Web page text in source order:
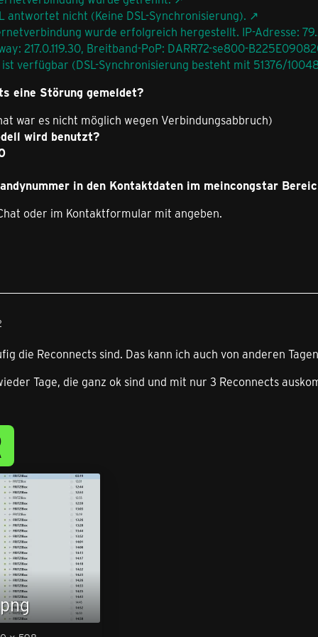
antwortet nicht (Keine DSL-Synchronisierung).
wurde erfolgreich hergestellt. IP-Adresse:
217.0.119.30, Breitband-PoP: DARR72-se800-
ist verfügbar (DSL-Synchronisierung besteht mit 51376/
eine Störung gemeldet?
war es nicht möglich wegen Verbindungsabbruch)
wird benutzt?
in den Kontaktdaten im meincongstar
oder im Kontaktformular mit angeben.
die Reconnects sind. Das kann ich auch von anderen
Tage, die ganz ok sind und mit nur 3 Reconnects